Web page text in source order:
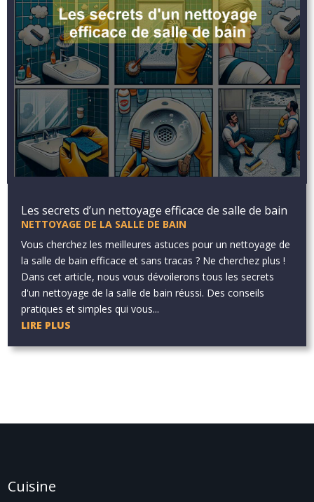
Les secrets d’un nettoyage efficace de salle de bain
NETTOYAGE DE LA SALLE DE BAIN
Vous cherchez les meilleures astuces pour un nettoyage de
la salle de bain efficace et sans tracas ? Ne cherchez plus !
Dans cet article, nous vous dévoilerons tous les secrets
d'un nettoyage de la salle de bain réussi. Des conseils
pratiques et simples qui vous...
LIRE PLUS
Cuisine